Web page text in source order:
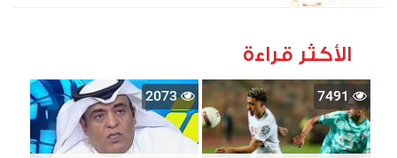
الأكثر قراءة
7491
2073